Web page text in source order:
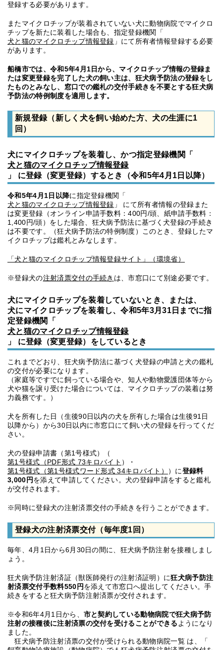
登録する必要があります。
またマイクロチップが装着されていない犬に動物病院でマイクロ
チップを新たに装着した場合も、指定登録機関「
犬と猫のマイクロチップ情報登録 」にて所有者情報登録する必要
があります。
船橋市では、令和5年4月1日から、マイクロチップ情報の登録ま
たは変更登録を完了した犬の飼い主は、狂犬病予防法の登録をし
たものとみなし、窓口での鑑札の交付手続きを不要とする狂犬病
予防法の特例制度を適用します。
新規登録（新しく犬を飼い始めた方、犬の生涯に1
回）
犬にマイクロチップを装着し、かつ指定登録機関「
犬と猫のマイクロチップ情報登録
」 に登録（変更登録）するとき（令和5年4月1日以降）
令和5年4月1日以降に指定登録機関「
犬と猫のマイクロチップ情報登録 」 にて所有者情報の登録また
は変更登録（オンライン申請手数料：400円/頭、紙申請手数料：
1,400円/頭）をした場合、狂犬病予防法に基づく犬登録の手続き
は不要です。（狂犬病予防法の特例制度）このとき、登録したマ
イクロチップは鑑札とみなします。
「犬と猫のマイクロチップ情報登録サイト」（環境省）
※登録犬の注射済票交付の手続き は、市窓口にて別途必要です。
犬にマイクロチップを装着していないとき、または、
犬にマイクロチップを装着し、令和5年3月31日までに指
定登録機関「
犬と猫のマイクロチップ情報登録
」 に登録（変更登録）をしているとき
これまでどおり、狂犬病予防法に基づく犬登録の申請と犬の鑑札
の交付が必要になります。
（家庭等ですでに飼っている場合や、知人や動物愛護団体等から
犬や猫を譲り受けた場合については、マイクロチップの装着は努
力義務です。）
犬を所有した日（生後90日以内の犬を所有した場合は生後91日
以降から）から30日以内に市窓口にて飼い犬の登録を行ってくだ
さい。
犬の登録申請書（第1号様式）（
第1号様式（PDF形式 73キロバイト ）・
第1号様式（第1号様式ワード形式 34キロバイト）
）に登録料
3,000円を添えて申請してください。犬の登録申請をすると鑑札
が交付されます。
※同時に登録犬の注射済票交付の手続きを行うことができます。
登録犬の注射済票交付（毎年度1回）
毎年、4月1日から6月30日の間に、狂犬病予防注射を接種しまし
ょう。
狂犬病予防注射済証（獣医師発行の注射済証明）に狂犬病予防注
射済票交付手数料550円を添えて市窓口へ提出してください。手
続きをすると狂犬病予防注射済票が交付されます。
※令和6年4月1日から、 市と契約している動物病院で狂犬病予防
注射の接種後に注射済票の交付を受けることができる ようになり
ました。
狂犬病予防注射済票の交付が受けられる動物病院一覧 は、「